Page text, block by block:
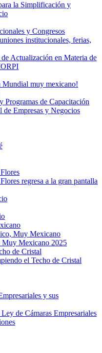
la Simplificación y
y Congresos
institucionales, ferias,
Actualización en Materia de
Mundial muy mexicano!
Programas de Capacitación
Empresas y Negocios
regresa a la gran pantalla
Muy Mexicano
Mexicano 2025
de Cristal
el Techo de Cristal
y sus
de Cámaras Empresariales